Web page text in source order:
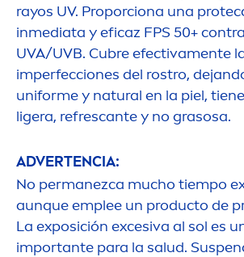
rayos UV. Proporciona una
inmediata y eficaz FPS 50+
UVA/UVB. Cubre efectivamente
imperfecciones del rostro,
uniforme y natural en la piel,
ligera, refrescante y no grasosa.
ADVERTENCIA:
No permanezca mucho tiempo
aunque emplee un producto de
La exposición excesiva al sol es
importante para la salud.